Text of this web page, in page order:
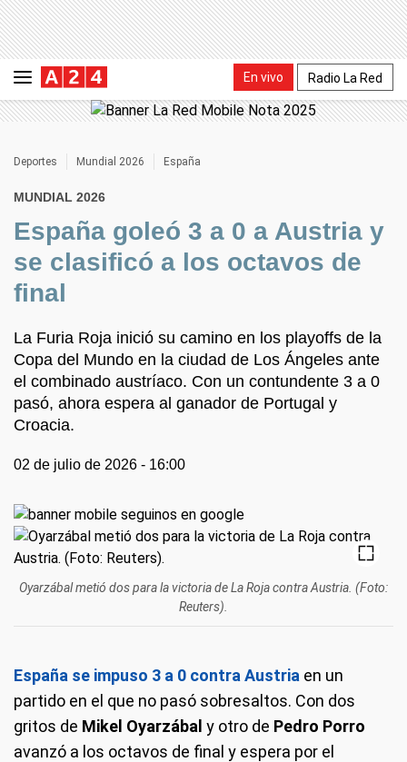
En vivo Radio La Red
Deportes Mundial 2026 España
MUNDIAL 2026
España goleó 3 a 0 a Austria y
se clasificó a los octavos de
final
La Furia Roja inició su camino en los playoffs de la
Copa del Mundo en la ciudad de Los Ángeles ante
el combinado austríaco. Con un contundente 3 a 0
pasó, ahora espera al ganador de Portugal y
Croacia.
02 de julio de 2026 - 16:00
Oyarzábal metió dos para la victoria de La Roja contra Austria. (Foto:
Reuters).
España se impuso 3 a 0 contra Austria en un
partido en el que no pasó sobresaltos. Con dos
gritos de Mikel Oyarzábal y otro de Pedro Porro
avanzó a los octavos de final y espera por el